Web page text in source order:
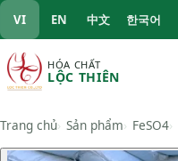
VI EN 中文 한국어
HÓA CHẤT
LỘC THIÊN
Trang chủ Sản phẩm FeSO4